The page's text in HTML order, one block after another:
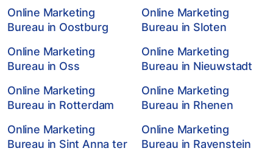
Online Marketing
Bureau in Oostburg
Online Marketing
Bureau in Sloten
Online Marketing
Bureau in Oss
Online Marketing
Bureau in Nieuwstadt
Online Marketing
Bureau in Rotterdam
Online Marketing
Bureau in Rhenen
Online Marketing
Bureau in Sint Anna ter
Online Marketing
Bureau in Ravenstein